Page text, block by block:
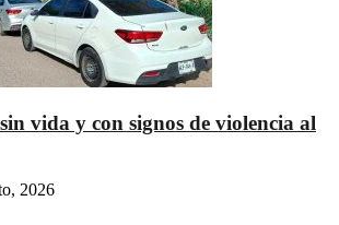
vida y con signos de violencia al
2026